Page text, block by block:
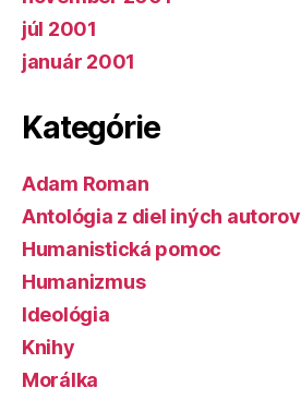
júl 2001
január 2001
Kategórie
Adam Roman
Antológia z diel iných autorov
Humanistická pomoc
Humanizmus
Ideológia
Knihy
Morálka